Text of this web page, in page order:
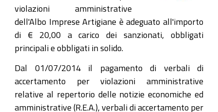
violazioni amministrative
dell'Albo Imprese Artigiane è adeguato all'importo
di € 20,00 a carico dei sanzionati, obbligati
principali e obbligati in solido.
Dal 01/07/2014 il pagamento di verbali di
accertamento per violazioni amministrative
relative al repertorio delle notizie economiche ed
amministrative (R.E.A.), verbali di accertamento per